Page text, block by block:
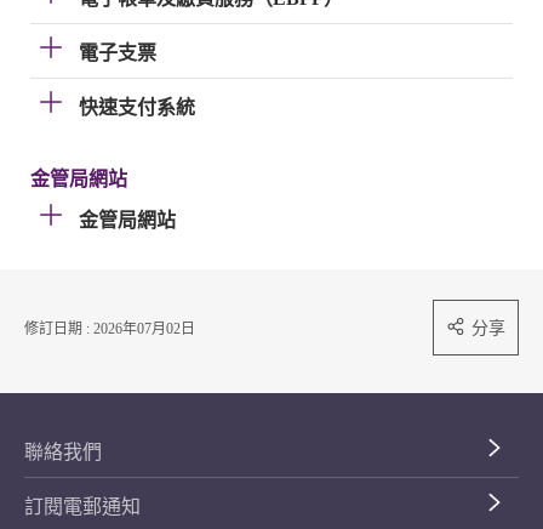
電子支票
快速支付系統
金管局網站
金管局網站
修訂日期 : 2026年07月02日 分享
聯絡我們
訂閱電郵通知